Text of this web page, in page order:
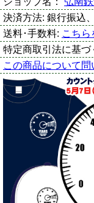
決済方法: 銀行振込
送料･手数料: こちら
特定商取引法に基づ
この商品について問